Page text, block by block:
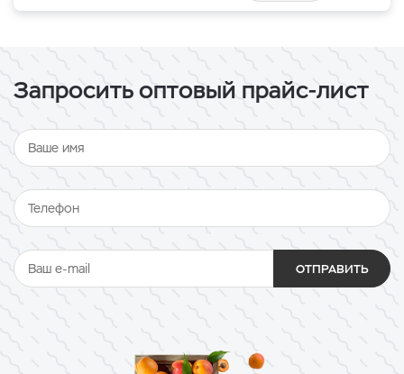
Запросить оптовый прайс-лист
ОТПРАВИТЬ